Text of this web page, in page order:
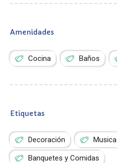
Amenidades
Cocina Baños
Etiquetas
Decoración Musica
Banquetes y Comidas